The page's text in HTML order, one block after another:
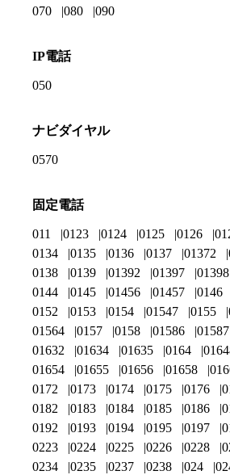
070 080 090
IP電話
050
ナビダイヤル
0570
固定電話
011 0123 0124 0125 0126
0134
0135 0136 0137 01372
0138
0139 01392 01397 01398
0144
0145 01456 01457 0146
0152
0153 0154 01547 0155
01564
0157 0158 01586 01587
01632
01634 01635 0164
01654
01655 01656 01658
0172
0173 0174 0175 0176
0182
0183 0184 0185 0186
0192
0193 0194 0195 0197
0223
0224 0225 0226 0228
0234
0235 0237 0238 024